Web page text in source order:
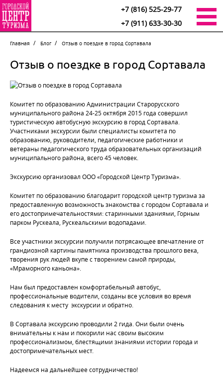
+7 (816) 525-29-77
+7 (911) 633-30-30
Главная Блог Отзыв о поездке в город Сортавала
Отзыв о поездке в город Сортавала
Комитет по образованию Администрации Старорусского
муниципального района 24-25 октября 2015 года совершил
туристическую автобусную экскурсию в город Сортавала.
Участниками экскурсии были специалисты комитета по
образованию, руководители, педагогические работники и
ветераны педагогического труда образовательных организаций
муниципального района, всего 45 человек.
Экскурсию организовал ООО «Городской Центр Туризма».
Комитет по образованию благодарит городской центр туризма за
предоставленную возможность знакомства с городом Сортавала и
его достопримечательностями: старинными зданиями, Горным
парком Рускеала, Рускеальскими водопадами.
Все участники экскурсии получили потрясающее впечатление от
грандиозной картины памятника производства прошлого века,
творения рук людей вкупе с творением самой природы,
«Мраморного каньона».
Нам был предоставлен комфортабельный автобус,
профессиональные водители, созданы все условия во время
следования к месту экскурсии и обратно.
В Сортавала экскурсию проводили 2 гида. Они были очень
внимательны к нам и покорили нас своим высоким
профессионализмом, блестящими знаниями истории города и
достопримечательных мест.
Надеемся на дальнейшее сотрудничество!